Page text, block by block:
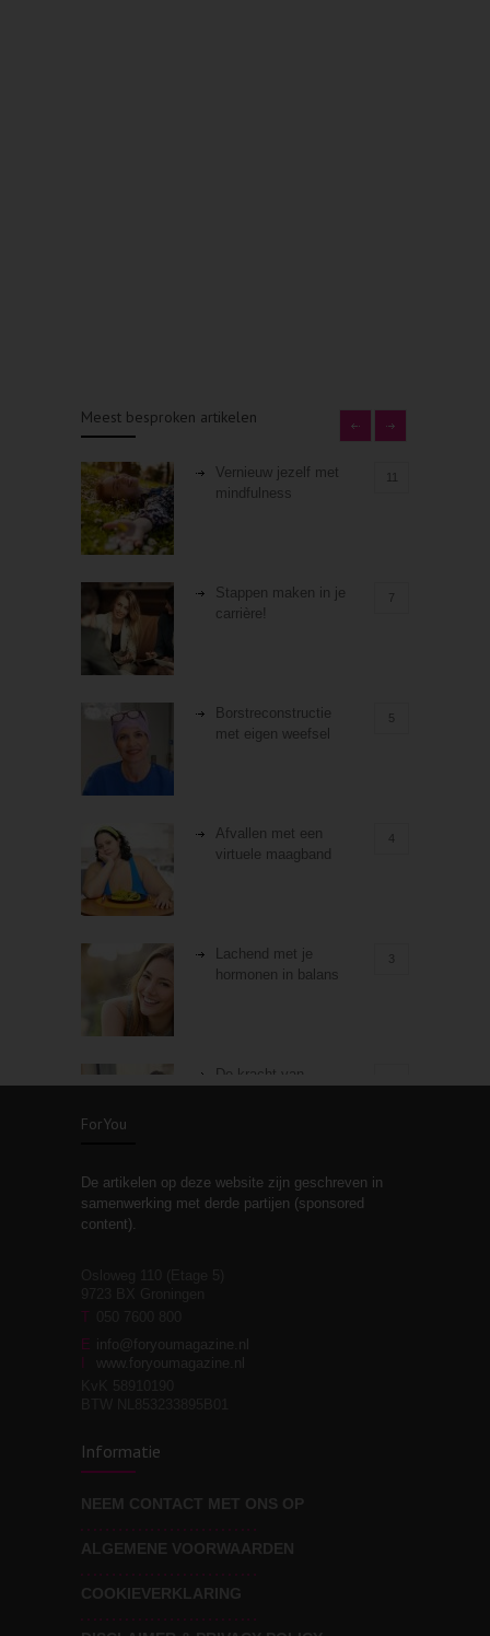
Meest besproken artikelen
Vernieuw jezelf met
mindfulness
Stappen maken in je
carrière!
7
Borstreconstructie
met eigen weefsel
5
Afvallen met een
virtuele maagband
4
Lachend met je
hormonen in balans
3
De kracht van
Stiefouderschap en
relaties
moeite!
Wat voor leider wil jij
zijn?
ForYou
De artikelen op deze website zijn geschreven in
samenwerking met derde partijen (sponsored
content).
T
E info@foryoumagazine.nl
www.foryoumagazine.nl
Informatie
NEEM CONTACT MET ONS OP
ALGEMENE VOORWAARDEN
COOKIEVERKLARING